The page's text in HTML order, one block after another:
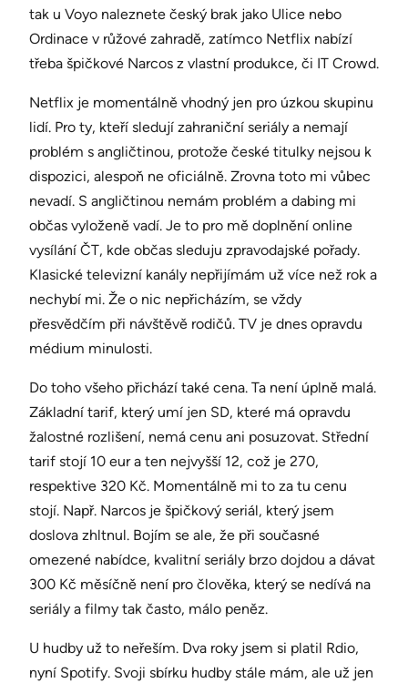
tak u Voyo naleznete český brak jako Ulice nebo
Ordinace v růžové zahradě, zatímco Netflix nabízí
třeba špičkové Narcos z vlastní produkce, či IT Crowd.
Netflix je momentálně vhodný jen pro úzkou skupinu
lidí. Pro ty, kteří sledují zahraniční seriály a nemají
problém s angličtinou, protože české titulky nejsou k
dispozici, alespoň ne oficiálně. Zrovna toto mi vůbec
nevadí. S angličtinou nemám problém a dabing mi
občas vyloženě vadí. Je to pro mě doplnění online
vysílání ČT, kde občas sleduju zpravodajské pořady.
Klasické televizní kanály nepřijímám už více než rok a
nechybí mi. Že o nic nepřicházím, se vždy
přesvědčím při návštěvě rodičů. TV je dnes opravdu
médium minulosti.
Do toho všeho přichází také cena. Ta není úplně malá.
Základní tarif, který umí jen SD, které má opravdu
žalostné rozlišení, nemá cenu ani posuzovat. Střední
tarif stojí 10 eur a ten nejvyšší 12, což je 270,
respektive 320 Kč. Momentálně mi to za tu cenu
stojí. Např. Narcos je špičkový seriál, který jsem
doslova zhltnul. Bojím se ale, že při současné
omezené nabídce, kvalitní seriály brzo dojdou a dávat
300 Kč měsíčně není pro člověka, který se nedívá na
seriály a filmy tak často, málo peněz.
U hudby už to neřeším. Dva roky jsem si platil Rdio,
nyní Spotify. Svoji sbírku hudby stále mám, ale už jen